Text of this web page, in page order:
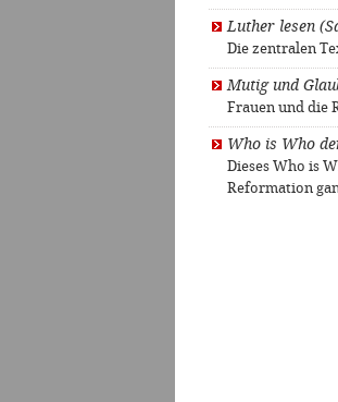
Luther lesen
Die zentralen
Mutig und
Frauen und die
Who is Who
Dieses Who is
Reformation